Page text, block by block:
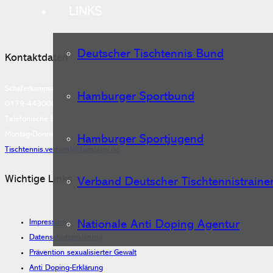
Deutscher Tischtennis Bund
Hamburger Sportbund
Hamburger Sportjugend
Verband Deutscher
Nationale Anti Doping Agentur
Kontaktdaten
Montag-Donnerstag, 14 - 18 Uhr
Tischtennis.verband@hamburg.de
Wichtige Links
Impressum
Datenschutzerklärung
Prävention sexualisierter Gewalt
Anti-Doping-Erklärung